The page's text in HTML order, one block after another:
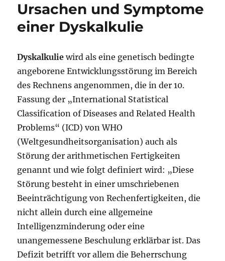
Ursachen und Symptome
einer Dyskalkulie
Dyskalkuliewird als eine genetisch bedingte
angeborene Entwicklungsstörung im Bereich
des Rechnens angenommen, die in der 10.
Fassung der „International Statistical
Classification of Diseases and Related Health
Problems“ (ICD) von WHO
(Weltgesundheitsorganisation) auch als
Störung der arithmetischen Fertigkeiten
genannt und wie folgt definiert wird: „Diese
Störung besteht in einer umschriebenen
Beeinträchtigung von Rechenfertigkeiten, die
nicht allein durch eine allgemeine
Intelligenzminderung oder eine
unangemessene Beschulung erklärbar ist. Das
Defizit betrifft vor allem die Beherrschung